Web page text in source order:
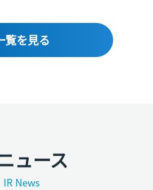
覧を見る
ュース
IR News